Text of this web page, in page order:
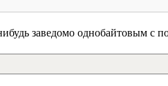
заведомо однобайтовым с